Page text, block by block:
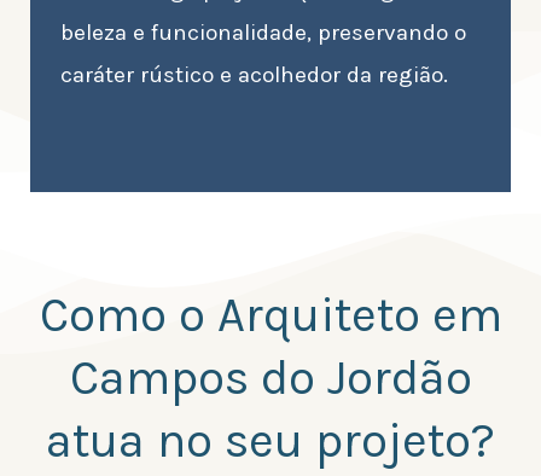
beleza e funcionalidade, preservando o
caráter rústico e acolhedor da região.
Como o Arquiteto em
Campos do Jordão
atua no seu projeto?